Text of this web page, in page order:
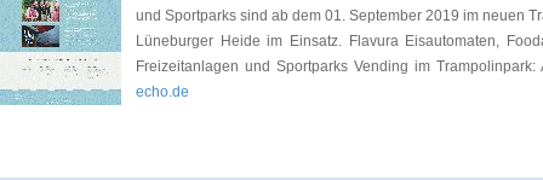
und Sportparks sind ab dem 01. September 2019 im neuen
Lüneburger Heide im Einsatz. Flavura Eisautomaten,
Freizeitanlagen und Sportparks Vending im
echo.de